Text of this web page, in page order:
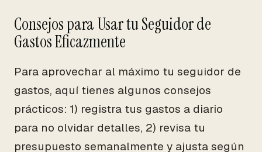
Consejos para Usar tu Seguidor de
Gastos Eficazmente
Para aprovechar al máximo tu seguidor de
gastos, aquí tienes algunos consejos
prácticos: 1) registra tus gastos a diario
para no olvidar detalles, 2) revisa tu
presupuesto semanalmente y ajusta según